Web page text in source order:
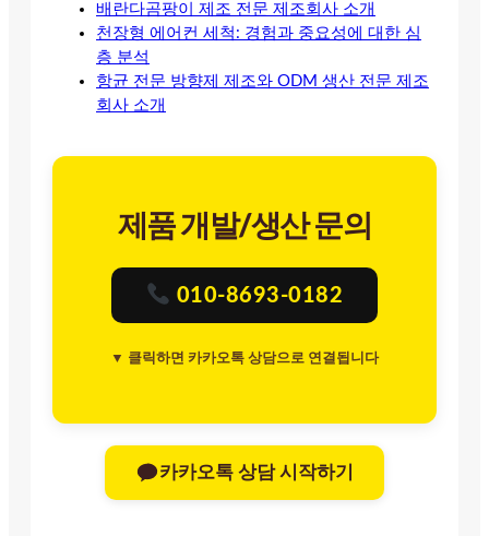
배란다곰팡이 제조 전문 제조회사 소개
천장형 에어컨 세척: 경험과 중요성에 대한 심
층 분석
항균 전문 방향제 제조와 ODM 생산 전문 제조
회사 소개
제품 개발/생산 문의
010-8693-0182
▼ 클릭하면 카카오톡 상담으로 연결됩니다
카카오톡 상담 시작하기